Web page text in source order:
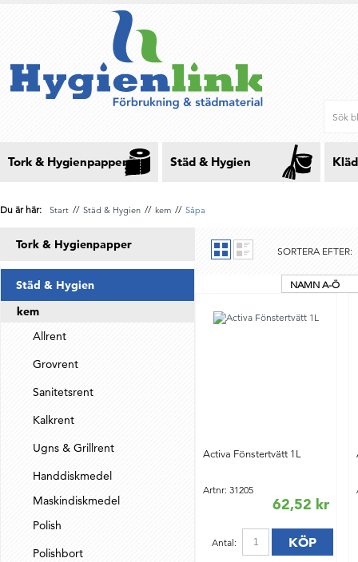
Tork & Hygienpapper Städ & Hygien
Du är här: Start // Städ & Hygien // kem // Såpa
Tork & Hygienpapper
Städ & Hygien
kem
Allrent
Grovrent
Sanitetsrent
Kalkrent
Ugns & Grillrent
Handdiskmedel
Maskindiskmedel
Polish
Polishbort
SORTERA EFTER:
NAMN A-Ö
Activa Fönstertvätt 1L
Artnr: 31205
62,52 kr
Antal: KÖP